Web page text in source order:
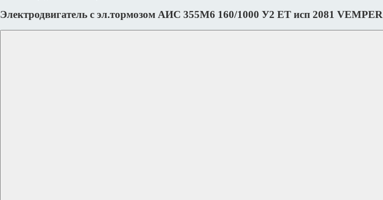
Электродвигатель с эл.тормозом AИC 355M6 160/1000 У2 ET исп 2081 VEMPER